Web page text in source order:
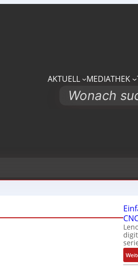
AKTUELL MEDIATHEK
Search